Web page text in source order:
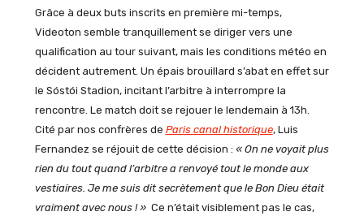
Grâce à deux buts inscrits en première mi-temps,
Videoton semble tranquillement se diriger vers une
qualification au tour suivant, mais les conditions météo en
décident autrement. Un épais brouillard s’abat en effet sur
le Sóstói Stadion, incitant l’arbitre à interrompre la
rencontre. Le match doit se rejouer le lendemain à 13h.
Cité par nos confrères de Paris canal historique, Luis
Fernandez se réjouit de cette décision : « On ne voyait plus
rien du tout quand l’arbitre a renvoyé tout le monde aux
vestiaires. Je me suis dit secrètement que le Bon Dieu était
vraiment avec nous ! »Ce n’était visiblement pas le cas,